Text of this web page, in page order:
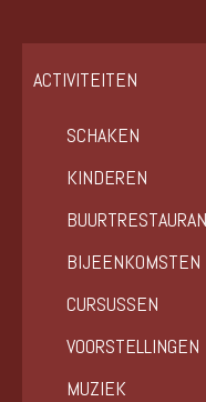
ACTIVITEITEN
SCHAKEN
KINDEREN
BIJEENKOMSTEN
CURSUSSEN
VOORSTELLINGEN
MUZIEK